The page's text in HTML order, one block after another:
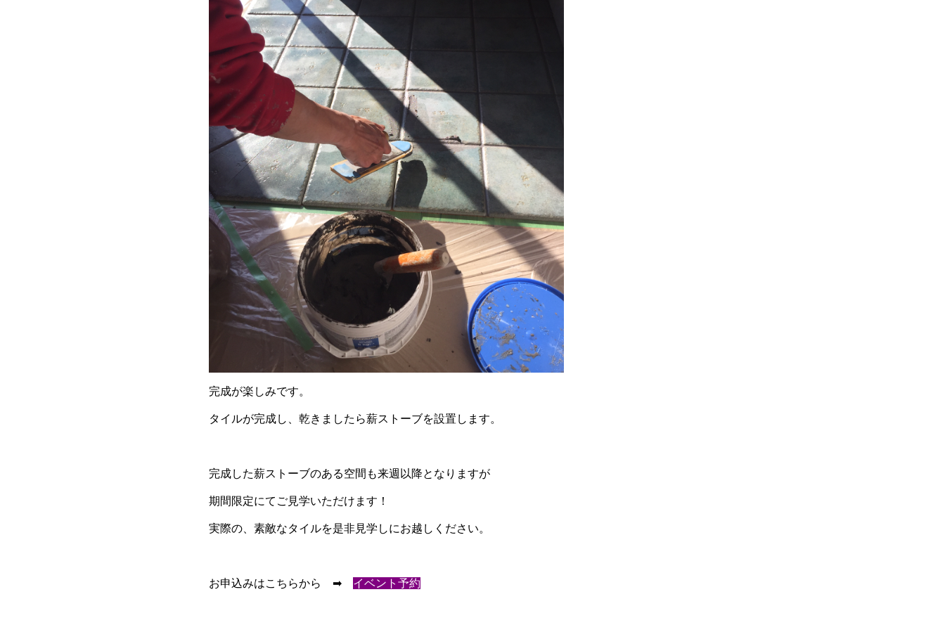
完成が楽しみです。
タイルが完成し、乾きましたら薪ストーブを設置します。
完成した薪ストーブのある空間も来週以降となりますが
期間限定にてご見学いただけます！
実際の、素敵なタイルを是非見学しにお越しください。
お申込みはこちらから ➡ イベント予約